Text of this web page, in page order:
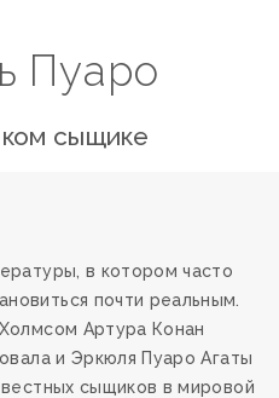
Пуаро
сыщике
в котором часто
почти реальным.
Артура Конан
и Эркюля Пуаро Агаты
сыщиков в мировой